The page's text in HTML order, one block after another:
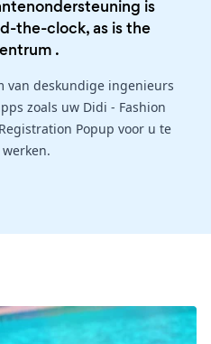
is
the-clock, as is the
.
van deskundige ingenieurs
zoals uw Didi - Fashion
Popup voor u te